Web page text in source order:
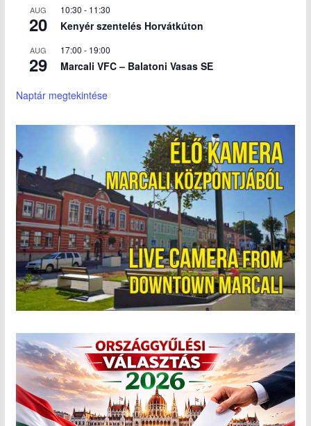
AUG
20
10:30 - 11:30
Kenyér szentelés Horvátkúton
AUG
29
17:00 - 19:00
Marcali VFC – Balatoni Vasas SE
Naptár megtekintése